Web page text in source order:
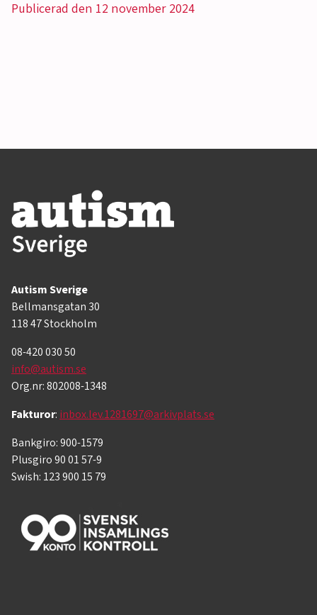
Publicerad den 12 november 2024
Autism Sverige
Bellmansgatan 30
118 47 Stockholm
08-420 030 50
info@autism.se
Org.nr: 802008-1348
Fakturor: inbox.lev.1281697@arkivplats.se
Bankgiro: 900-1579
Plusgiro 90 01 57-9
Swish: 123 900 15 79